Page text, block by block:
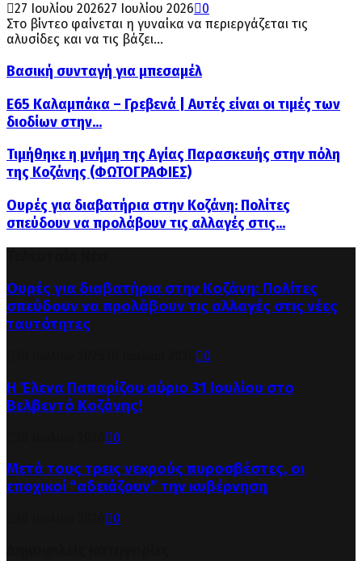
27 Ιουλίου 202627 Ιουλίου 2026
0
Στο βίντεο φαίνεται η γυναίκα να περιεργάζεται τις
αλυσίδες και να τις βάζει...
Βασική συνταγή για μπεσαμέλ
Ε65 Καλαμπάκα – Γρεβενά | Αυτές είναι οι τιμές των
διοδίων στην...
Τιμήθηκε η μνήμη της Αγίας Παρασκευής στην πόλη
της Κοζάνης (ΦΩΤΟΓΡΑΦΙΕΣ)
Ουρές για διαβατήρια στην Κοζάνη: Πολίτες
σπεύδουν να προλάβουν τις αλλαγές στις...
Ουρές για διαβατήρια στην Κοζάνη: Πολίτες
σπεύδουν να προλάβουν τις αλλαγές στις νέες
ταυτότητες
0
Η Έλενα Παπαρίζου αύριο 31 Ιουλίου στο
Βελβεντό Κοζάνης!
0
Μετά τους τρεις νεκρούς πυροσβέστες, οι
εποχικοί “αδειάζουν” την κυβέρνηση
0